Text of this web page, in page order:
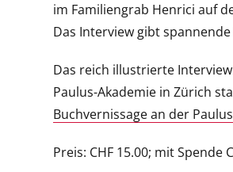
im Familiengrab Henrici auf
Das Interview gibt
Das reich illustrierte
Paulus-Akademie in Zürich
Buchvernissage an der
Preis: CHF 15.00; mit Spende